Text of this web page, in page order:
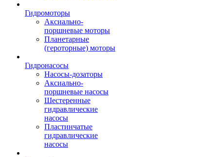
Гидромоторы
Аксиально-
поршневые моторы
Планетарные
(героторные) моторы
Гидронасосы
Насосы-дозаторы
Аксиально-
поршневые насосы
Шестеренные
гидравлические
насосы
Пластинчатые
гидравлические
насосы